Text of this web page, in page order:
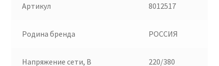
Артикул 8012517
Родина бренда РОССИЯ
Напряжение сети, В 220/380